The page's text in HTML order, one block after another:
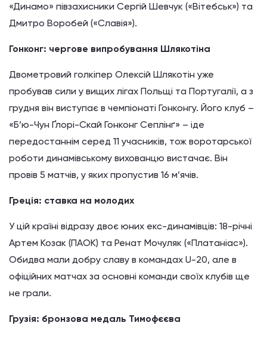
«Динамо» півзахисники Сергій Шевчук («Вітебськ») та
Дмитро Воробей («Славія»).
Гонконг: чергове випробування Шлякотіна
Двометровий голкіпер Олексій Шлякотін уже
пробував сили у вищих лігах Польщі та Португалії, а з
грудня він виступає в чемпіонаті Гонконгу. Його клуб –
«Б’ю-Чун Ґлорі-Скай Гонконг Сеплінґ» – іде
передостаннім серед 11 учасників, тож воротарської
роботи динамівському вихованцю вистачає. Він
провів 5 матчів, у яких пропустив 16 м’ячів.
Греція: ставка на молодих
У цій країні відразу двоє юних екс-динамівців: 18-річні
Артем Козак (ПАОК) та Ренат Мочуляк («Платаніас»).
Обидва мали добру славу в командах U-20, але в
офіційних матчах за основні команди своїх клубів ще
не грали.
Грузія: бронзова медаль Тимофєєва